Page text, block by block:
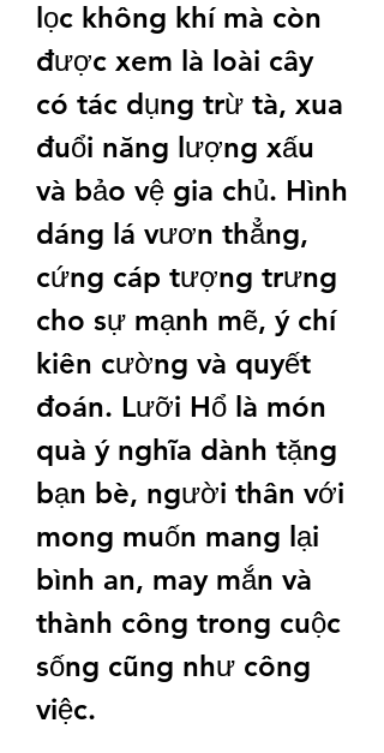
lọc không khí mà còn
được xem là loài cây
có tác dụng trừ tà, xua
đuổi năng lượng xấu
và bảo vệ gia chủ. Hình
dáng lá vươn thẳng,
cứng cáp tượng trưng
cho sự mạnh mẽ, ý chí
kiên cường và quyết
đoán. Lưỡi Hổ là món
quà ý nghĩa dành tặng
bạn bè, người thân với
mong muốn mang lại
bình an, may mắn và
thành công trong cuộc
sống cũng như công
việc.